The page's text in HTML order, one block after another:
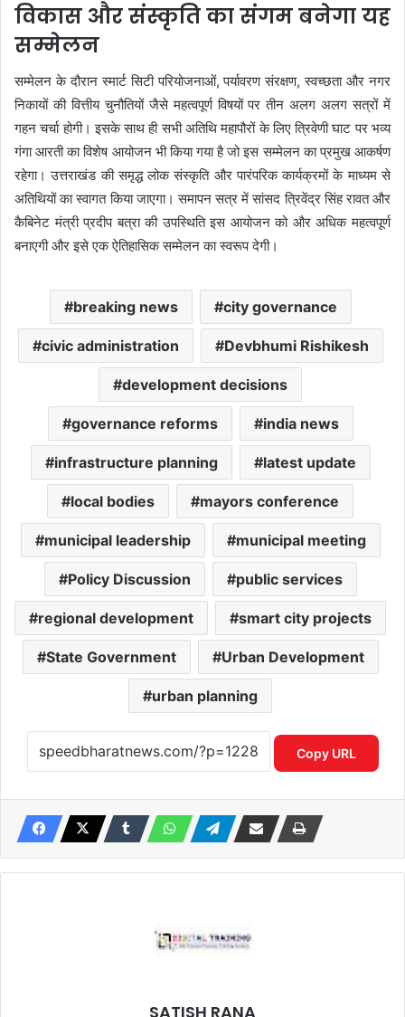
विकास और संस्कृति का संगम बनेगा यह
सम्मेलन
सम्मेलन के दौरान स्मार्ट सिटी परियोजनाओं, पर्यावरण संरक्षण, स्वच्छता और नगर
निकायों की वित्तीय चुनौतियों जैसे महत्वपूर्ण विषयों पर तीन अलग अलग सत्रों में
गहन चर्चा होगी। इसके साथ ही सभी अतिथि महापौरों के लिए त्रिवेणी घाट पर भव्य
गंगा आरती का विशेष आयोजन भी किया गया है जो इस सम्मेलन का प्रमुख आकर्षण
रहेगा। उत्तराखंड की समृद्ध लोक संस्कृति और पारंपरिक कार्यक्रमों के माध्यम से
अतिथियों का स्वागत किया जाएगा। समापन सत्र में सांसद त्रिवेंद्र सिंह रावत और
कैबिनेट मंत्री प्रदीप बत्रा की उपस्थिति इस आयोजन को और अधिक महत्वपूर्ण
बनाएगी और इसे एक ऐतिहासिक सम्मेलन का स्वरूप देगी।
breaking news city governance
civic administration Devbhumi Rishikesh
development decisions
governance reforms india news
infrastructure planning latest update
local bodies mayors conference
municipal leadership municipal meeting
Policy Discussion public services
regional development smart city projects
State Government Urban Development
urban planning
Copy URL
SATISH RANA